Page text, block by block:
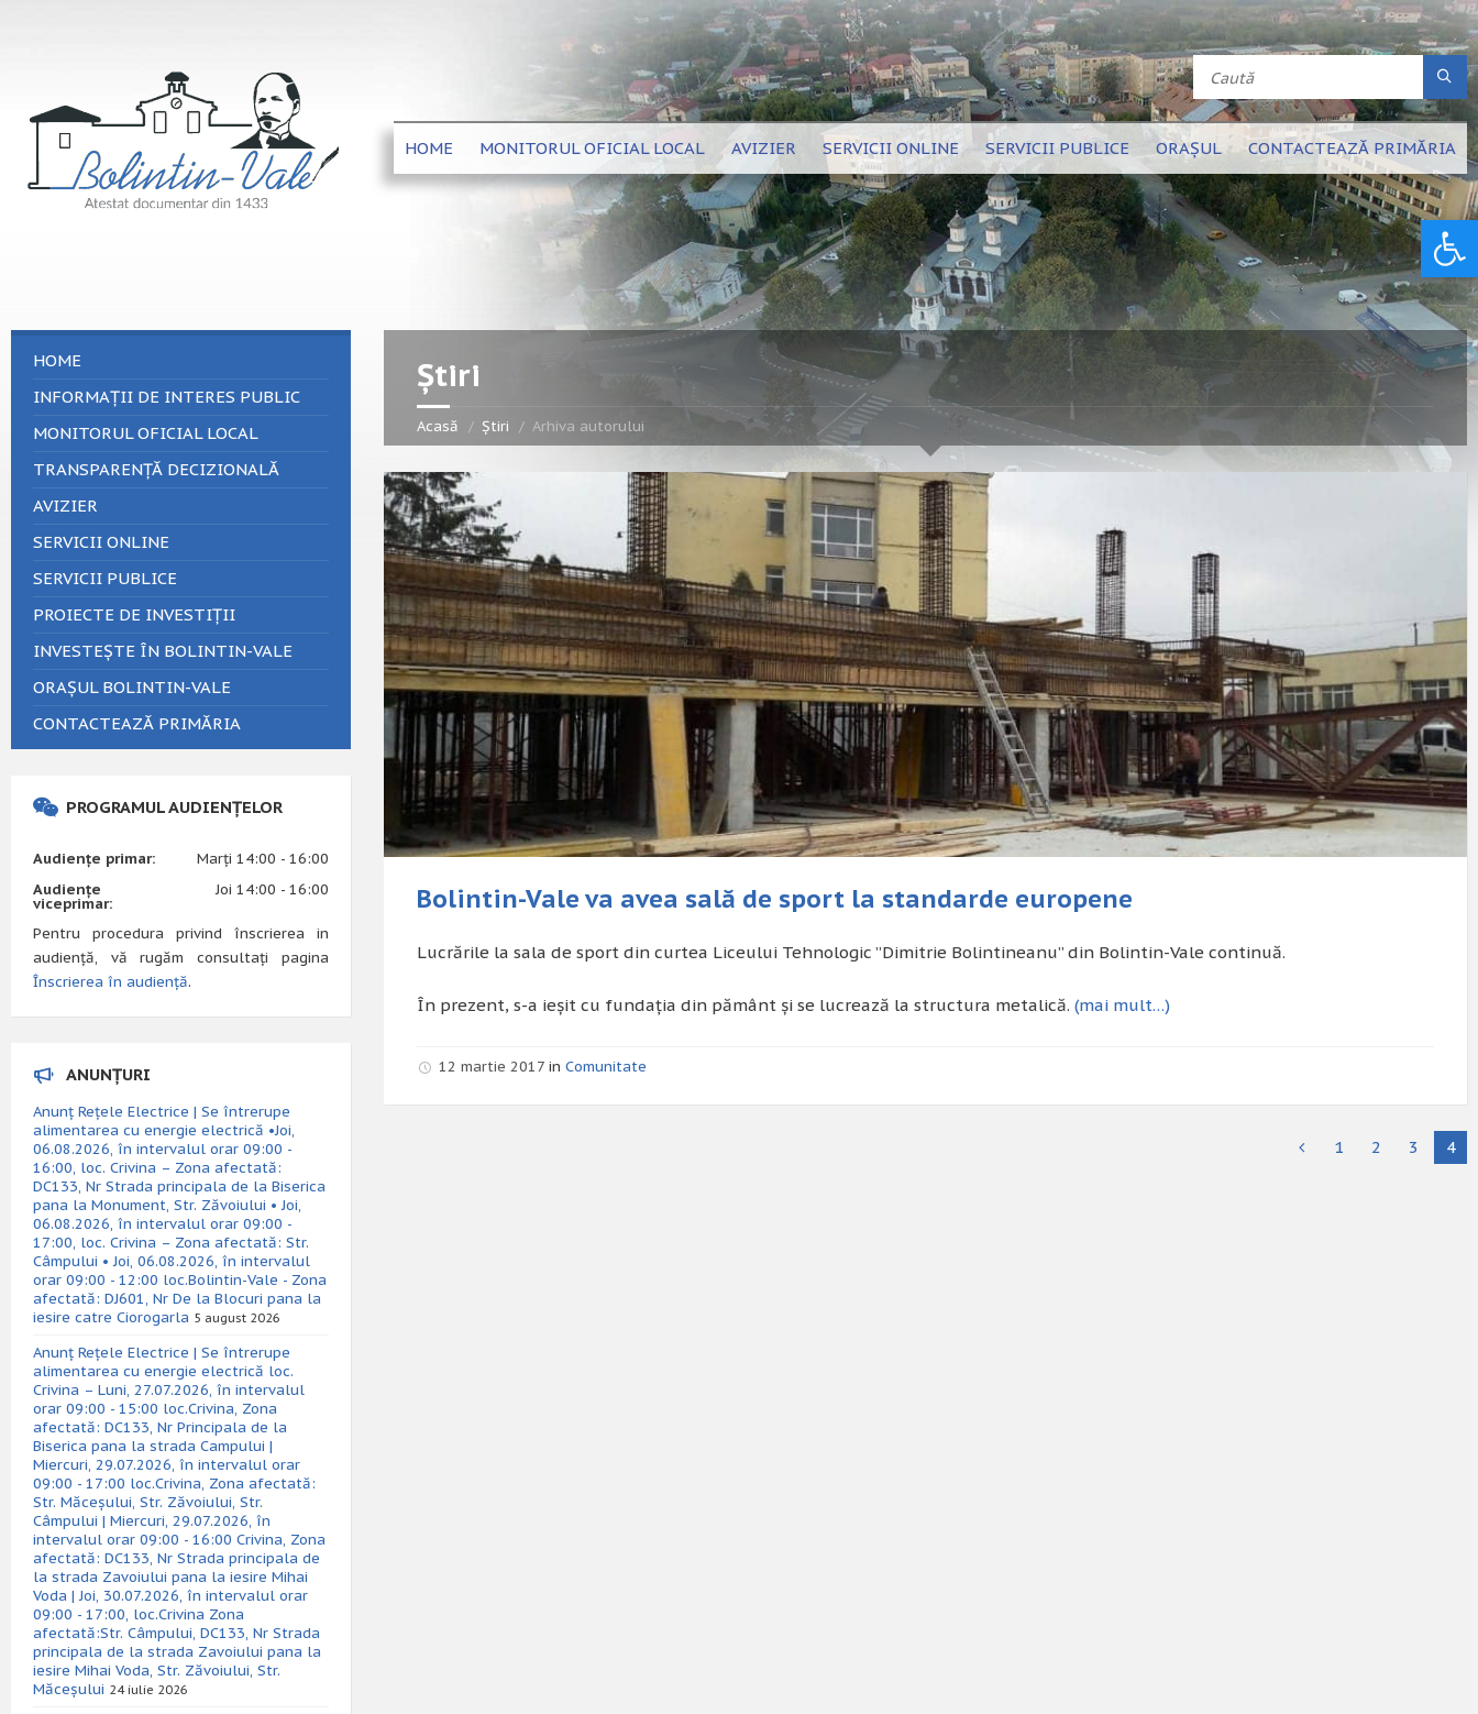
HOME MONITORUL OFICIAL LOCAL AVIZIER SERVICII ONLINE SERVICII PUBLICE ORAȘUL CONTACTEAZĂ PRIMĂRIA
Știri
Acasă Știri Arhiva autorului
Bolintin-Vale va avea sală de sport la standarde europene
Lucrările la sala de sport din curtea Liceului Tehnologic ”Dimitrie Bolintineanu” din Bolintin-Vale continuă.
În prezent, s-a ieșit cu fundația din pământ și se lucrează la structura metalică. (mai mult…)
12 martie 2017in Comunitate
1 2 3 4
HOME
INFORMAȚII DE INTERES PUBLIC
MONITORUL OFICIAL LOCAL
TRANSPARENȚĂ DECIZIONALĂ
AVIZIER
SERVICII ONLINE
SERVICII PUBLICE
PROIECTE DE INVESTIȚII
INVESTEȘTE ÎN BOLINTIN-VALE
ORAȘUL BOLINTIN-VALE
CONTACTEAZĂ PRIMĂRIA
PROGRAMUL AUDIENȚELOR
Audiențe primar:
Marți 14:00 - 16:00
Audiențe
viceprimar:
Joi 14:00 - 16:00
Pentru procedura privind înscrierea in
audiență, vă rugăm consultați pagina
Înscrierea în audiență.
ANUNȚURI
Anunț Rețele Electrice | Se întrerupe
alimentarea cu energie electrică •Joi,
06.08.2026, în intervalul orar 09:00 -
16:00, loc. Crivina – Zona afectată:
DC133, Nr Strada principala de la Biserica
pana la Monument, Str. Zăvoiului • Joi,
06.08.2026, în intervalul orar 09:00 -
17:00, loc. Crivina – Zona afectată: Str.
Câmpului • Joi, 06.08.2026, în intervalul
orar 09:00 - 12:00 loc.Bolintin-Vale - Zona
afectată: DJ601, Nr De la Blocuri pana la
iesire catre Ciorogarla 5 august 2026
Anunț Rețele Electrice | Se întrerupe
alimentarea cu energie electrică loc.
Crivina – Luni, 27.07.2026, în intervalul
orar 09:00 - 15:00 loc.Crivina, Zona
afectată: DC133, Nr Principala de la
Biserica pana la strada Campului |
Miercuri, 29.07.2026, în intervalul orar
09:00 - 17:00 loc.Crivina, Zona afectată:
Str. Măceșului, Str. Zăvoiului, Str.
Câmpului | Miercuri, 29.07.2026, în
intervalul orar 09:00 - 16:00 Crivina, Zona
afectată: DC133, Nr Strada principala de
la strada Zavoiului pana la iesire Mihai
Voda | Joi, 30.07.2026, în intervalul orar
09:00 - 17:00, loc.Crivina Zona
afectată:Str. Câmpului, DC133, Nr Strada
principala de la strada Zavoiului pana la
iesire Mihai Voda, Str. Zăvoiului, Str.
Măceșului 24 iulie 2026
Deschide bara de unelte